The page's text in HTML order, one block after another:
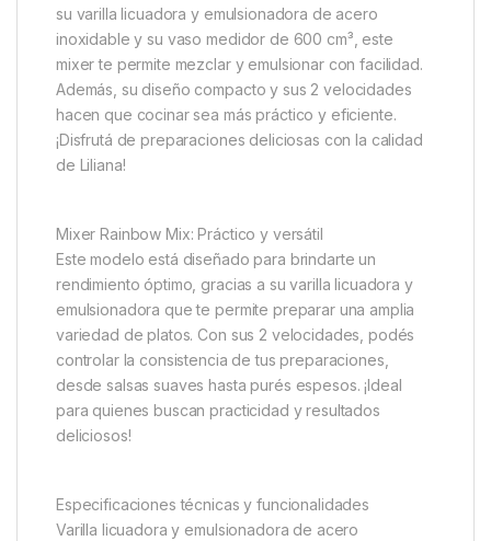
su varilla licuadora y emulsionadora de acero
inoxidable y su vaso medidor de 600 cm³, este
mixer te permite mezclar y emulsionar con facilidad.
Además, su diseño compacto y sus 2 velocidades
hacen que cocinar sea más práctico y eficiente.
¡Disfrutá de preparaciones deliciosas con la calidad
de Liliana!
Mixer Rainbow Mix: Práctico y versátil
Este modelo está diseñado para brindarte un
rendimiento óptimo, gracias a su varilla licuadora y
emulsionadora que te permite preparar una amplia
variedad de platos. Con sus 2 velocidades, podés
controlar la consistencia de tus preparaciones,
desde salsas suaves hasta purés espesos. ¡Ideal
para quienes buscan practicidad y resultados
deliciosos!
Especificaciones técnicas y funcionalidades
Varilla licuadora y emulsionadora de acero